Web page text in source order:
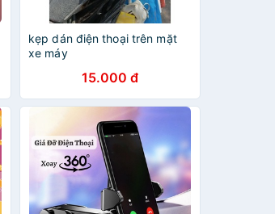
kẹp dán điện thoại trên mặt
xe máy
15.000 đ